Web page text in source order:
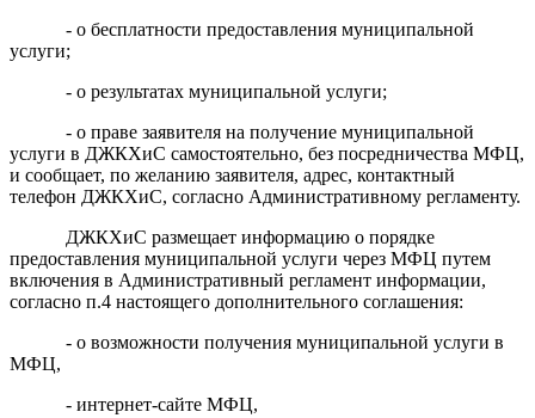
- о бесплатности предоставления муниципальной
услуги;
- о результатах муниципальной услуги;
- о праве заявителя на получение муниципальной
услуги в ДЖКХиС самостоятельно, без посредничества МФЦ,
и сообщает, по желанию заявителя, адрес, контактный
телефон ДЖКХиС, согласно Административному регламенту.
ДЖКХиС размещает информацию о порядке
предоставления муниципальной услуги через МФЦ путем
включения в Административный регламент информации,
согласно п.4 настоящего дополнительного соглашения:
- о возможности получения муниципальной услуги в
МФЦ,
- интернет-сайте МФЦ,